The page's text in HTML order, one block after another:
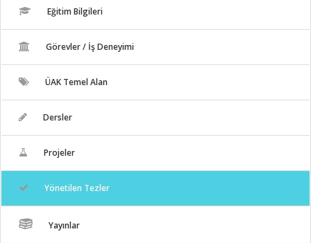
Eğitim Bilgileri
Görevler / İş Deneyimi
ÜAK Temel Alan
Dersler
Projeler
Yönetilen Tezler
Yayınlar